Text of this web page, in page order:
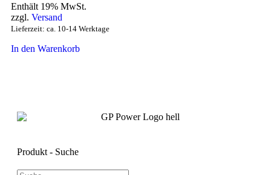
Produkt - Suche
Enthält 19% MwSt.
zzgl. Versand
Lieferzeit: ca. 10-14 Werktage
In den Warenkorb